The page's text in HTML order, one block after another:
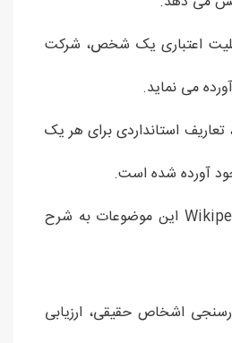
اهلیت اعتباری یک شخص، شرکت
می نماید.
تعاریف استانداردی برای هر یک
آورده شده است.
به عنوان مثال در Wikipedia این موضوعات به شرح
اشخاص حقیقی، ارزیابی